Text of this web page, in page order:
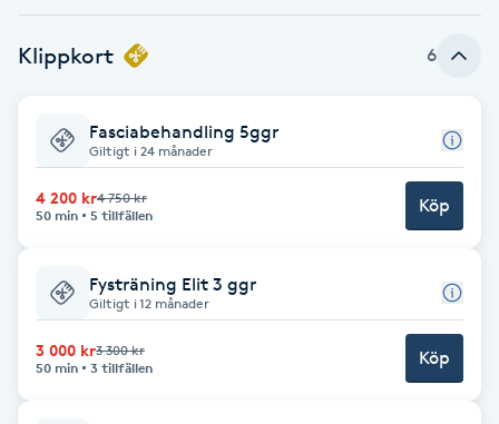
Blowout
Brynformning
Brynfärgning
Brynplockning
Bröllopsuppsättning
C
Klippkort 6
Fasciabehandling 5ggr
Giltigt i 24 månader
4 200 kr4 750 kr
50 min
5 tillfällen Köp
Fysträning Elit 3 ggr
Giltigt i 12 månader
3 000 kr3 300 kr
50 min
3 tillfällen Köp